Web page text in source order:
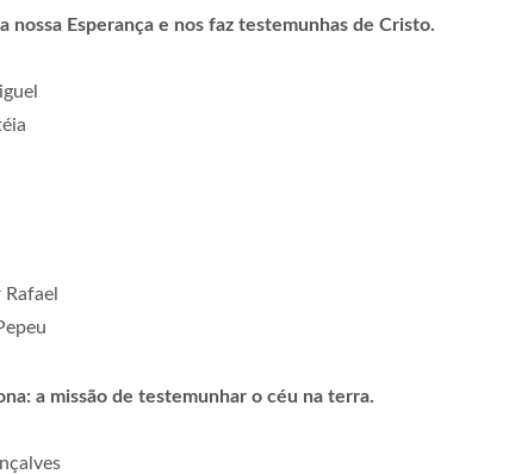
nossa Esperança e nos faz testemunhas de Cristo.
a missão de testemunhar o céu na terra.